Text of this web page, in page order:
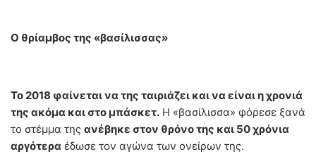
Ο θρίαμβος της «βασίλισσας»
Το 2018 φαίνεται να της ταιριάζει και να είναι η χρονιά
της ακόμα και στο μπάσκετ. Η «βασίλισσα» φόρεσε ξανά
το στέμμα της ανέβηκε στον θρόνο της και 50 χρόνια
αργότερα έδωσε τον αγώνα των ονείρων της.